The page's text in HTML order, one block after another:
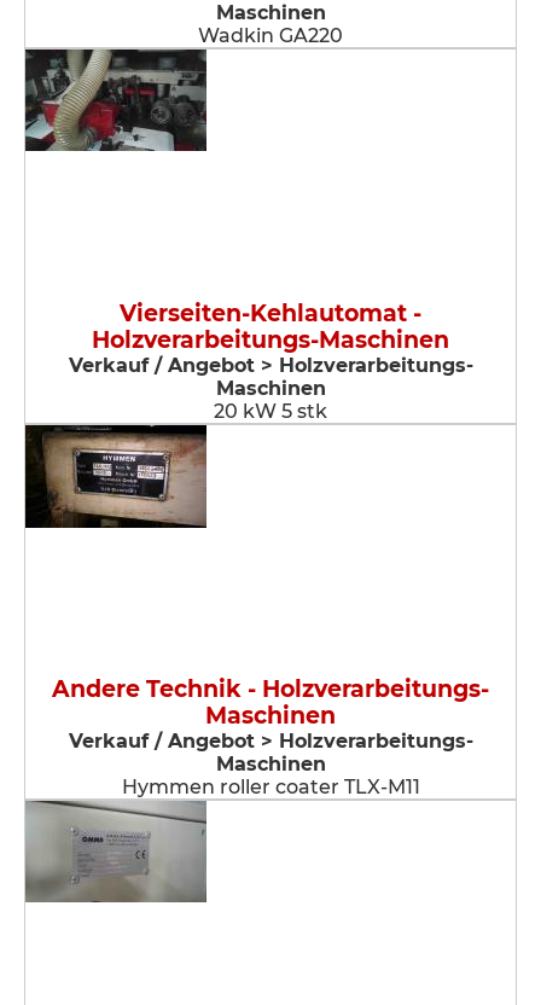
Maschinen
Wadkin GA220
Vierseiten-Kehlautomat -
Holzverarbeitungs-Maschinen
Verkauf / Angebot > Holzverarbeitungs-
Maschinen
20 kW 5 stk
Andere Technik - Holzverarbeitungs-
Maschinen
Verkauf / Angebot > Holzverarbeitungs-
Maschinen
Hymmen roller coater TLX-M11